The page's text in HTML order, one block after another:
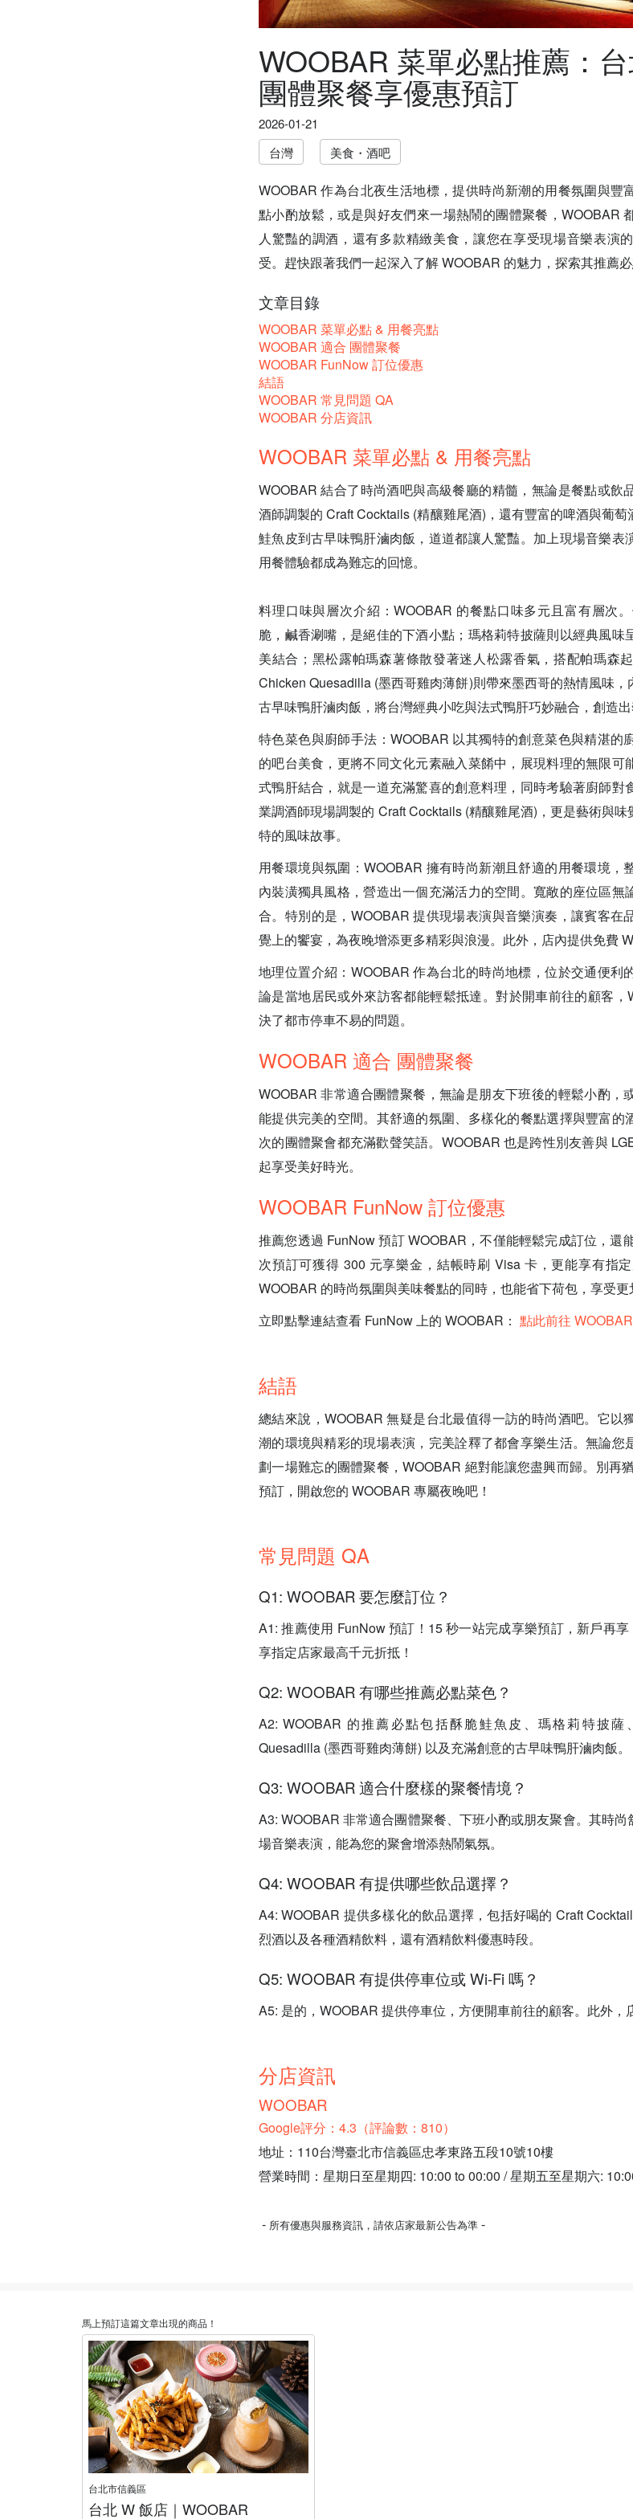
WOOBAR 菜單必點推薦：台
團體聚餐享優惠預訂
2026-01-21
台灣
美食・酒吧
WOOBAR 作為台北夜生活地標，提供時尚新潮的用餐氛圍與豐
點小酌放鬆，或是與好友們來一場熱鬧的團體聚餐，WOOBAR
人驚豔的調酒，還有多款精緻美食，讓您在享受現場音樂表演
受。趕快跟著我們一起深入了解 WOOBAR 的魅力，探索其推薦
文章目錄
WOOBAR 菜單必點 & 用餐亮點
WOOBAR 適合 團體聚餐
WOOBAR FunNow 訂位優惠
結語
WOOBAR 常見問題 QA
WOOBAR 分店資訊
WOOBAR 菜單必點 & 用餐亮點
WOOBAR 結合了時尚酒吧與高級餐廳的精髓，無論是餐點或飲
酒師調製的 Craft Cocktails (精釀雞尾酒)，還有豐富的啤酒與葡
鮭魚皮到古早味鴨肝滷肉飯，道道都讓人驚豔。加上現場音樂表
用餐體驗都成為難忘的回憶。
料理口味與層次介紹：WOOBAR 的餐點口味多元且富有層次
脆，鹹香涮嘴，是絕佳的下酒小點；瑪格莉特披薩則以經典風味
美結合；黑松露帕瑪森薯條散發著迷人松露香氣，搭配帕瑪森
Chicken Quesadilla (墨西哥雞肉薄餅)則帶來墨西哥的熱情風味
古早味鴨肝滷肉飯，將台灣經典小吃與法式鴨肝巧妙融合，創造出
特色菜色與廚師手法：WOOBAR 以其獨特的創意菜色與精湛的
的吧台美食，更將不同文化元素融入菜餚中，展現料理的無限可
式鴨肝結合，就是一道充滿驚喜的創意料理，同時考驗著廚師對
業調酒師現場調製的 Craft Cocktails (精釀雞尾酒)，更是藝術與
特的風味故事。
用餐環境與氛圍：WOOBAR 擁有時尚新潮且舒適的用餐環境，
內裝潢獨具風格，營造出一個充滿活力的空間。寬敞的座位區無
合。特別的是，WOOBAR 提供現場表演與音樂演奏，讓賓客在
覺上的饗宴，為夜晚增添更多精彩與浪漫。此外，店內提供免費
地理位置介紹：WOOBAR 作為台北的時尚地標，位於交通便利
論是當地居民或外來訪客都能輕鬆抵達。對於開車前往的顧客
決了都市停車不易的問題。
WOOBAR 適合 團體聚餐
WOOBAR 非常適合團體聚餐，無論是朋友下班後的輕鬆小酌，
能提供完美的空間。其舒適的氛圍、多樣化的餐點選擇與豐富的
次的團體聚會都充滿歡聲笑語。WOOBAR 也是跨性別友善與
起享受美好時光。
WOOBAR FunNow 訂位優惠
推薦您透過 FunNow 預訂 WOOBAR，不僅能輕鬆完成訂位，還
次預訂可獲得 300 元享樂金，結帳時刷 Visa 卡，更能享有指
WOOBAR 的時尚氛圍與美味餐點的同時，也能省下荷包，享受更
立即點擊連結查看 FunNow 上的 WOOBAR： 點此前往 WOOBAR
結語
總結來說，WOOBAR 無疑是台北最值得一訪的時尚酒吧。它以
潮的環境與精彩的現場表演，完美詮釋了都會享樂生活。無論您
劃一場難忘的團體聚餐，WOOBAR 絕對能讓您盡興而歸。別再
預訂，開啟您的 WOOBAR 專屬夜晚吧！
常見問題 QA
Q1: WOOBAR 要怎麼訂位？
A1: 推薦使用 FunNow 預訂！15 秒一站完成享樂預訂，新戶再
享指定店家最高千元折抵！
Q2: WOOBAR 有哪些推薦必點菜色？
A2: WOOBAR 的推薦必點包括酥脆鮭魚皮、瑪格莉特披
Quesadilla (墨西哥雞肉薄餅) 以及充滿創意的古早味鴨肝滷肉飯。
Q3: WOOBAR 適合什麼樣的聚餐情境？
A3: WOOBAR 非常適合團體聚餐、下班小酌或朋友聚會。其時
場音樂表演，能為您的聚會增添熱鬧氣氛。
Q4: WOOBAR 有提供哪些飲品選擇？
A4: WOOBAR 提供多樣化的飲品選擇，包括好喝的 Craft
烈酒以及各種酒精飲料，還有酒精飲料優惠時段。
Q5: WOOBAR 有提供停車位或 Wi-Fi 嗎？
A5: 是的，WOOBAR 提供停車位，方便開車前往的顧客。此外，
分店資訊
WOOBAR
Google評分：4.3（評論數：810）
地址：110台灣臺北市信義區忠孝東路五段10號10樓
營業時間：星期日至星期四: 10:00 to 00:00 / 星期五至星期六:
- 所有優惠與服務資訊，請依店家最新公告為準 -
馬上預訂這篇文章出現的商品！
台北市信義區
台北 W 飯店｜WOOBAR